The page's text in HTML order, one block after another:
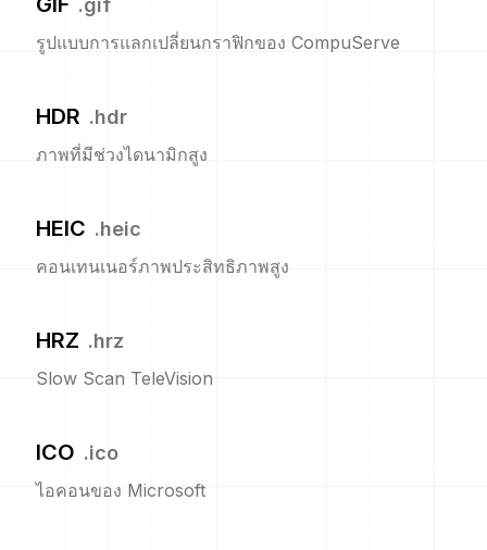
.gif
รูปแบบการแลกเปลี่ยนกราฟิกของ CompuServe
HDR .hdr
ภาพที่มีช่วงไดนามิกสูง
HEIC .heic
คอนเทนเนอร์ภาพประสิทธิภาพสูง
HRZ .hrz
Slow Scan TeleVision
ICO .ico
ไอคอนของ Microsoft